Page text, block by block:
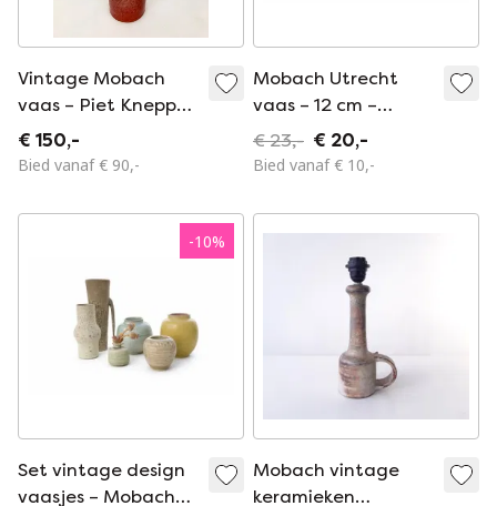
Vintage Mobach
vaas – Piet Knepper
– jaren 60/70
€ 150,-
Bied vanaf € 90,-
Mobach Utrecht
vaas – 12 cm –
handgemaakte
keramiek
€ 23,- € 20,-
Bied vanaf € 10,-
-10%
Set vintage design
vaasjes – Mobach
Mobach vintage
keramieken